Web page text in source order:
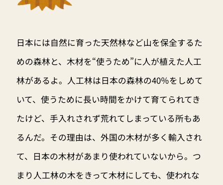
日本には自然に育った天然林など山を保全するた
めの森林と、木材を“使うため”に人が植えた人工
林があるよ。人工林は日本の森林の40％をしめて
いて、使うために長い時間をかけて育てられてき
たけど、手入れされず荒れてしまっている所もあ
るんだ。その理由は、外国の木材が多く輸入され
て、日本の木材があまり使われていないから。つ
まり人工林の木をきって木材にしても、使われな